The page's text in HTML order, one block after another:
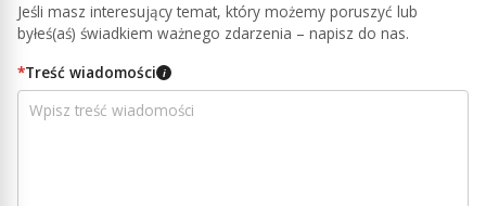
Jeśli masz interesujący temat, który możemy poruszyć lub
byłeś(aś) świadkiem ważnego zdarzenia – napisz do nas.
*Treść wiadomości i